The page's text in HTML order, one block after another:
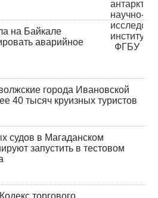
на Байкале
аварийное
города Ивановской
40 тысяч круизных туристов
судов в Магаданском
запустить в тестовом
торгового